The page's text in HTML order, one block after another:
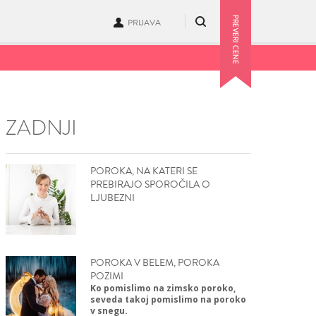
PRIJAVA
ZADNJI
POROKA, NA KATERI SE
PREBIRAJO SPOROČILA O
LJUBEZNI
POROKA V BELEM, POROKA
POZIMI
Ko pomislimo na zimsko poroko,
seveda takoj pomislimo na poroko
v snegu.